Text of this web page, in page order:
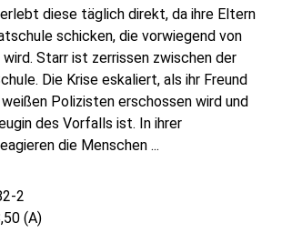
diese täglich direkt, da ihre Eltern
schicken, die vorwiegend von
Starr ist zerrissen zwischen der
Die Krise eskaliert, als ihr Freund
Polizisten erschossen wird und
des Vorfalls ist. In ihrer
die Menschen ...
2
(A)